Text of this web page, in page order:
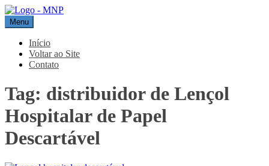
Pular
para
o
conteúdo
MNP
Blog
Menu
Início
Voltar ao Site
Contato
Tag: distribuidor de Lençol
Hospitalar de Papel
Descartável